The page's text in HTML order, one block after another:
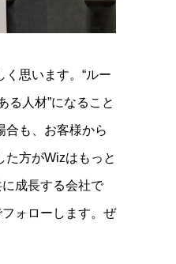
く思います。“ルー
る人材”になること
合も、お客様から
た方がWizはもっと
成長する会社で
ォローします。ぜ